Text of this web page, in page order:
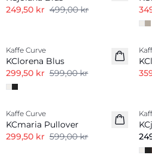
249,50 kr 499,00 kr
Kaffe Curve
KClorena Blus
299,50 kr 599,00 kr
-
-50%
Kaffe Curve
KCmaria Pullover
299,50 kr 599,00 kr
-